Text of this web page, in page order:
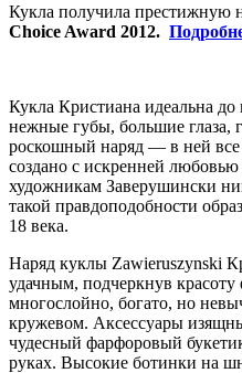
Кукла получила престижную
Choice Award 2012.
Кукла Кристиана идеальна
нежные губы, большие глаза,
роскошный наряд — в ней
создано с искренней
художникам Заверушински
такой правдоподобности
18 века.
Наряд куклы Zawieruszynski
удачным, подчеркнув
многослойно, богато, но
кружевом. Аксессуары
чудесный фарфоровый
руках. Высокие ботинки на